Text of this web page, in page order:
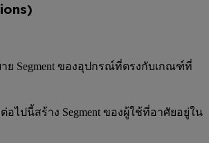
ย Segment ของอุปกรณ์ที่ตรงกับเกณฑ์ที่
อไปนี้สร้าง Segment ของผู้ใช้ที่อาศัยอยู่ใน